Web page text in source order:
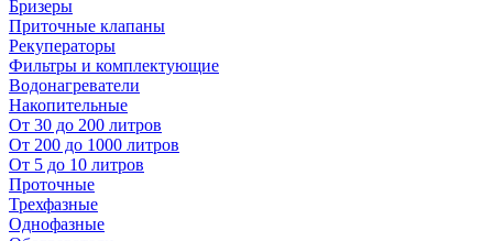
Бризеры
Приточные клапаны
Рекуператоры
Фильтры и комплектующие
Водонагреватели
Накопительные
От 30 до 200 литров
От 200 до 1000 литров
От 5 до 10 литров
Проточные
Трехфазные
Однофазные